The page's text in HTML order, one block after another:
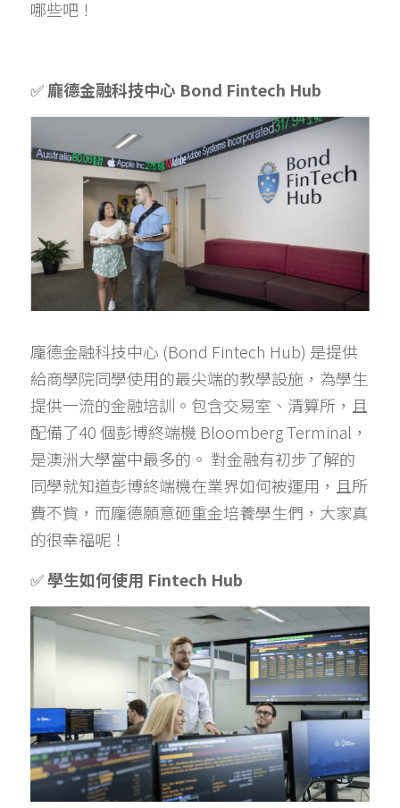
哪些吧！
✅ 龐德金融科技中心 Bond Fintech Hub
龐德金融科技中心 (Bond Fintech Hub) 是提供
給商學院同學使用的最尖端的教學設施，為學生
提供一流的金融培訓。包含交易室、清算所，且
配備了40 個彭博終端機 Bloomberg Terminal，
是澳洲大學當中最多的。 對金融有初步了解的
同學就知道彭博終端機在業界如何被運用，且所
費不貲，而龐德願意砸重金培養學生們，大家真
的很幸福呢！
✅ 學生如何使用 Fintech Hub